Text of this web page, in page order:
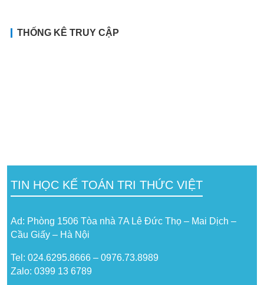
THỐNG KÊ TRUY CẬP
TIN HỌC KẾ TOÁN TRI THỨC VIỆT
Ad: Phòng 1506 Tòa nhà 7A Lê Đức Thọ – Mai Dịch –
Cầu Giấy – Hà Nội
Tel: 024.6295.8666 – 0976.73.8989
Zalo: 0399 13 6789